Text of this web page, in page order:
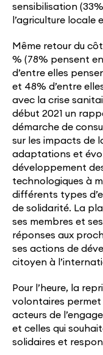
sensibilisation
l’agriculture locale
Même retour du
% (78% pensent
d’entre elles
et 48% d’entre
avec la crise
début 2021 un
démarche de
sur les impacts de
adaptations et
développement
technologiques à
différents types
de solidarité. La
ses membres et
réponses aux
ses actions de
citoyen à
Pour l’heure, la
volontaires permet
acteurs de
et celles qui
solidaires et